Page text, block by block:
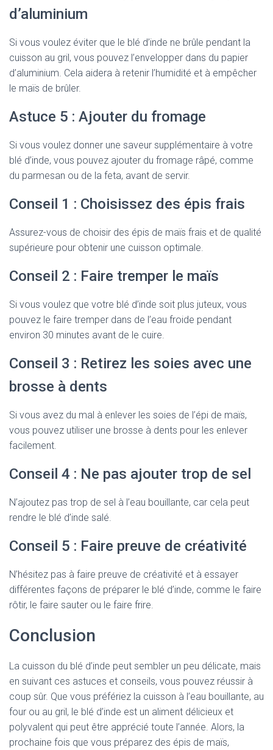
d’aluminium
Si vous voulez éviter que le blé d’inde ne brûle pendant la
cuisson au gril, vous pouvez l’envelopper dans du papier
d’aluminium. Cela aidera à retenir l’humidité et à empêcher
le maïs de brûler.
Astuce 5 : Ajouter du fromage
Si vous voulez donner une saveur supplémentaire à votre
blé d’inde, vous pouvez ajouter du fromage râpé, comme
du parmesan ou de la feta, avant de servir.
Conseil 1 : Choisissez des épis frais
Assurez-vous de choisir des épis de maïs frais et de qualité
supérieure pour obtenir une cuisson optimale.
Conseil 2 : Faire tremper le maïs
Si vous voulez que votre blé d’inde soit plus juteux, vous
pouvez le faire tremper dans de l’eau froide pendant
environ 30 minutes avant de le cuire.
Conseil 3 : Retirez les soies avec une
brosse à dents
Si vous avez du mal à enlever les soies de l’épi de maïs,
vous pouvez utiliser une brosse à dents pour les enlever
facilement.
Conseil 4 : Ne pas ajouter trop de sel
N’ajoutez pas trop de sel à l’eau bouillante, car cela peut
rendre le blé d’inde salé.
Conseil 5 : Faire preuve de créativité
N’hésitez pas à faire preuve de créativité et à essayer
différentes façons de préparer le blé d’inde, comme le faire
rôtir, le faire sauter ou le faire frire.
Conclusion
La cuisson du blé d’inde peut sembler un peu délicate, mais
en suivant ces astuces et conseils, vous pouvez réussir à
coup sûr. Que vous préfériez la cuisson à l’eau bouillante, au
four ou au gril, le blé d’inde est un aliment délicieux et
polyvalent qui peut être apprécié toute l’année. Alors, la
prochaine fois que vous préparez des épis de maïs,